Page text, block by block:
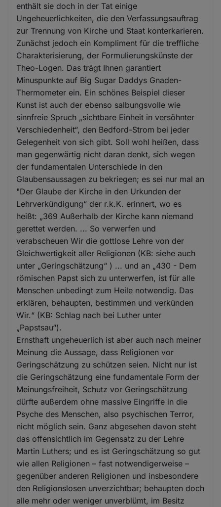
enthält sie doch in der Tat einige
Ungeheuerlichkeiten, die den Verfassungsauftrag
zur Trennung von Kirche und Staat konterkarieren.
Zunächst jedoch ein Kompliment für die treffliche
Charakterisierung, der Formulierungskünste der
Theo-Logen. Das trägt Ihnen garantiert
Minuspunkte auf Big Sugar Daddys Gnaden-
Thermometer ein. Ein schönes Beispiel dieser
Kunst ist auch der ebenso salbungsvolle wie
sinnfreie Spruch „sichtbare Einheit in versöhnter
Verschiedenheit“, den Bedford-Strom bei jeder
Gelegenheit von sich gibt. Soll wohl heißen, dass
man gegenwärtig nicht daran denkt, sich wegen
der fundamentalen Unterschiede in den
Glaubensaussagen zu bekriegen; es sei nur mal an
"Der Glaube der Kirche in den Urkunden der
Lehrverkündigung“ der r.k.K. erinnert, wo es
heißt: „369 Außerhalb der Kirche kann niemand
gerettet werden. ... So verwerfen und
verabscheuen Wir die gottlose Lehre von der
Gleichwertigkeit aller Religionen (KB: siehe auch
unter „Geringschätzung“ ) ... und an „430 - Dem
römischen Papst sich zu unterwerfen, ist für alle
Menschen unbedingt zum Heile notwendig. Das
erklären, behaupten, bestimmen und verkünden
Wir.“ (KB: Schlag nach bei Luther unter
„Papstsau“).
Ernsthaft ungeheuerlich ist aber auch nach meiner
Meinung die Aussage, dass Religionen vor
Geringschätzung zu schützen seien. Nicht nur ist
die Geringschätzung eine fundamentale Form der
Meinungsfreiheit, Schutz vor Geringschätzung
dürfte außerdem ohne massive Eingriffe in die
Psyche des Menschen, also psychischen Terror,
nicht möglich sein. Ganz abgesehen davon steht
das offensichtlich im Gegensatz zu der Lehre
Martin Luthers; und es ist Geringschätzung so gut
wie allen Religionen – fast notwendigerweise –
gegenüber anderen Religionen und insbesondere
den Religionslosen unverzichtbar; behaupten doch
alle mehr oder weniger unverblümt, im Besitz